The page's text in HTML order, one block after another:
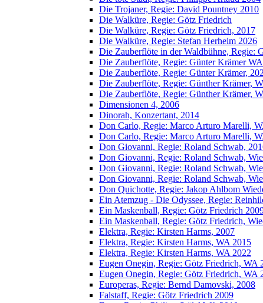
Die Trojaner, Regie: David Pountney 2010
Die Walküre, Regie: Götz Friedrich
Die Walküre, Regie: Götz Friedrich, 2017
Die Walküre, Regie: Stefan Herheim 2026
Die Zauberflöte in der Waldbühne, Regie:
Die Zauberflöte, Regie: Günter Krämer
Die Zauberflöte, Regie: Günter Krämer,
Die Zauberflöte, Regie: Günther Krämer,
Die Zauberflöte, Regie: Günther Krämer,
Dimensionen 4, 2006
Dinorah, Konzertant, 2014
Don Carlo, Regie: Marco Arturo Marelli,
Don Carlo, Regie: Marco Arturo Marelli,
Don Giovanni, Regie: Roland Schwab,
Don Giovanni, Regie: Roland Schwab,
Don Giovanni, Regie: Roland Schwab,
Don Giovanni, Regie: Roland Schwab,
Don Quichotte, Regie: Jakop Ahlbom
Ein Atemzug - Die Odyssee, Regie:
Ein Maskenball, Regie: Götz Friedrich
Ein Maskenball, Regie: Götz Friedrich,
Elektra, Regie: Kirsten Harms, 2007
Elektra, Regie: Kirsten Harms, WA 2015
Elektra, Regie: Kirsten Harms, WA 2022
Eugen Onegin, Regie: Götz Friedrich, WA
Eugen Onegin, Regie: Götz Friedrich, WA
Europeras, Regie: Bernd Damovski, 2008
Falstaff, Regie: Götz Friedrich 2009